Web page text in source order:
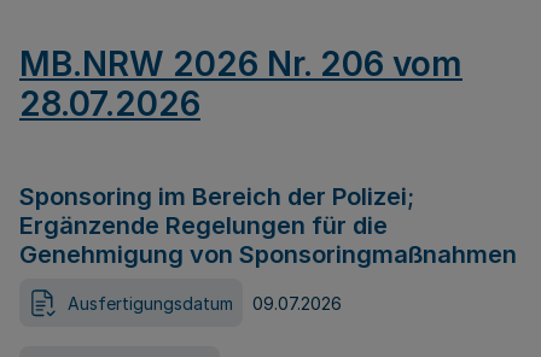
MB.NRW 2026 Nr. 206 vom
28.07.2026
Sponsoring im Bereich der Polizei;
Ergänzende Regelungen für die
Genehmigung von Sponsoringmaßnahmen
Ausfertigungsdatum 09.07.2026